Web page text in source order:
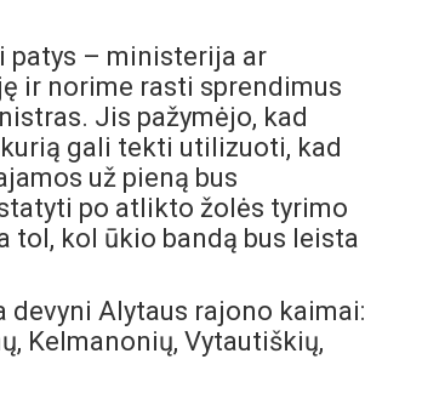
patys – ministerija ar
ir norime rasti sprendimus
Jis pažymėjo, kad
gali tekti utilizuoti, kad
už pieną bus
po atlikto žolės tyrimo
tol, kol ūkio bandą bus leista
devyni Alytaus rajono kaimai:
Kelmanonių, Vytautiškių,